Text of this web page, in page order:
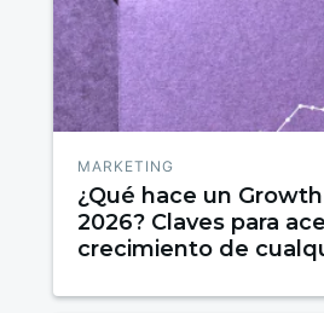
MARKETING
¿Qué hace un
2026? Claves para
crecimiento de